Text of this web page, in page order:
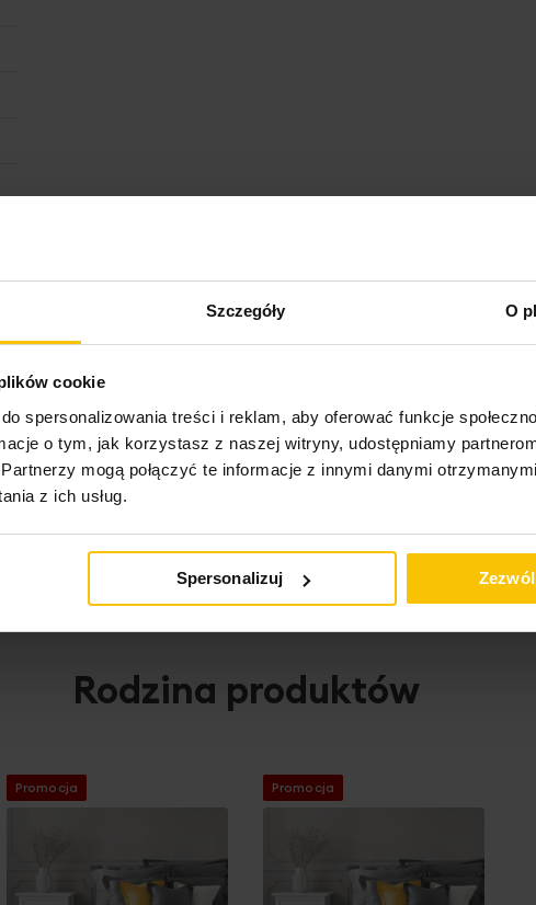
Szczegóły O
cookie
spersonalizowania treści i reklam, aby oferować funkcje
o tym, jak korzystasz z naszej witryny, udostępniamy
mogą połączyć te informacje z innymi danymi
z ich usług.
Spersonalizuj
Rodzina produktów
Promocja Promocja